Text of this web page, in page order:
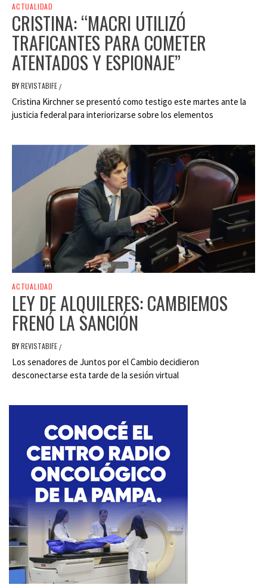
ACTUALIDAD
CRISTINA: “MACRI UTILIZÓ
TRAFICANTES PARA COMETER
ATENTADOS Y ESPIONAJE”
BYREVISTABIFE /
Cristina Kirchner se presentó como testigo este martes ante la
justicia federal para interiorizarse sobre los elementos
ACTUALIDAD
LEY DE ALQUILERES: CAMBIEMOS
FRENÓ LA SANCIÓN
BYREVISTABIFE /
Los senadores de Juntos por el Cambio decidieron
desconectarse esta tarde de la sesión virtual